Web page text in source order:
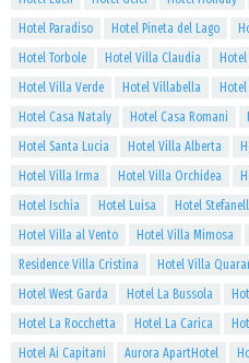
Hotel Paradiso
Hotel Pineta del Lago
Hotel Torbole
Hotel Villa Claudia
Hotel Villa Verde
Hotel Villabella
Hotel Casa Nataly
Hotel Casa Romani
Hotel Santa Lucia
Hotel Villa Alberta
Hotel Villa Irma
Hotel Villa Orchidea
Hotel Ischia
Hotel Luisa Hotel
Hotel Villa al Vento
Hotel Villa Mimosa
Residence Villa Cristina
Hotel Villa
Hotel West Garda
Hotel La Bussola
Hotel La Rocchetta
Hotel La Carica
Hotel Ai Capitani
Aurora ApartHotel